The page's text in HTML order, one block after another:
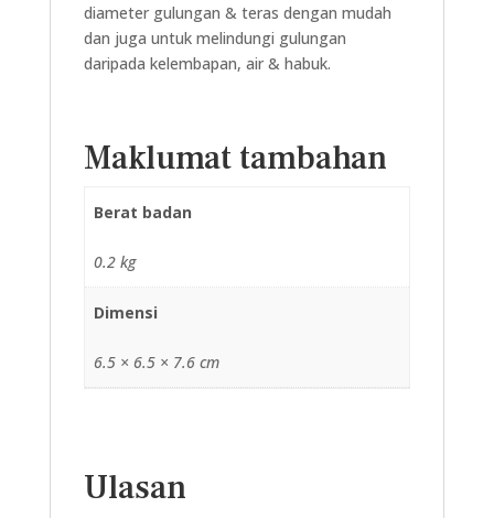
diameter gulungan & teras dengan mudah
dan juga untuk melindungi gulungan
daripada kelembapan, air & habuk.
Maklumat tambahan
Berat badan
0.2 kg
Dimensi
6.5 × 6.5 × 7.6 cm
Ulasan